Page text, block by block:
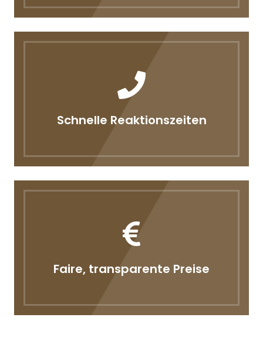
Schnelle Reaktionszeiten
Faire, transparente Preise